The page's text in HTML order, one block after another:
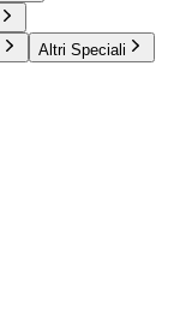
Altri Speciali